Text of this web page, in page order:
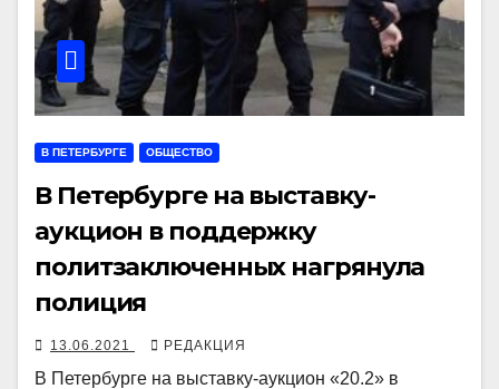
В ПЕТЕРБУРГЕ ОБЩЕСТВО
В Петербурге на выставку-
аукцион в поддержку
политзаключенных нагрянула
полиция
13.06.2021 РЕДАКЦИЯ
В Петербурге на выставку-аукцион «20.2» в